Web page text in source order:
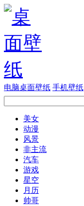
电脑桌面壁纸 手机壁纸
美女
动漫
风景
非主流
汽车
游戏
星空
月历
帅哥